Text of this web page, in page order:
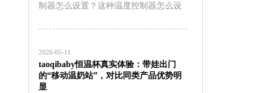
制器怎么设置？这种温度控制器怎么设
控制器怎么接线al808e温度控制器怎么
p909温度控制器怎...
2026-05-11
taoqibaby恒温杯真实体验：带娃出门
的“移动温奶站”，对比同类产品优势明
显